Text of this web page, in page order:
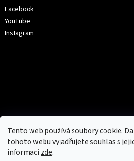
Tento web používá soubory cookie.
tohoto webu vyjadřujete souhlas s
informacízde.
Facebook
YouTube
Instagram
Copyright 2026